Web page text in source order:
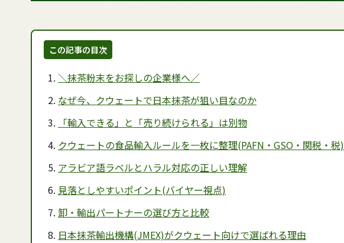
この記事の目次
＼抹茶粉末をお探しの企業様へ／
なぜ今、クウェートで日本抹茶が狙い目なのか
「輸入できる」と「売り続けられる」は別物
クウェートの食品輸入ルールを一枚に整理(PAFN・GSO・関税・税)
アラビア語ラベルとハラル対応の正しい理解
見落としやすいポイント(バイヤー視点)
卸・輸出パートナーの選び方と比較
日本抹茶輸出機構(JMEX)がクウェート向けで選ばれる理由